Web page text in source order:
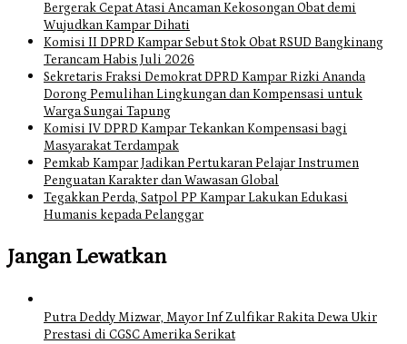
Bergerak Cepat Atasi Ancaman Kekosongan Obat demi
Wujudkan Kampar Dihati
Komisi II DPRD Kampar Sebut Stok Obat RSUD Bangkinang
Terancam Habis Juli 2026
Sekretaris Fraksi Demokrat DPRD Kampar Rizki Ananda
Dorong Pemulihan Lingkungan dan Kompensasi untuk
Warga Sungai Tapung
Komisi IV DPRD Kampar Tekankan Kompensasi bagi
Masyarakat Terdampak
Pemkab Kampar Jadikan Pertukaran Pelajar Instrumen
Penguatan Karakter dan Wawasan Global
Tegakkan Perda, Satpol PP Kampar Lakukan Edukasi
Humanis kepada Pelanggar
Jangan Lewatkan
Putra Deddy Mizwar, Mayor Inf Zulfikar Rakita Dewa Ukir
Prestasi di CGSC Amerika Serikat